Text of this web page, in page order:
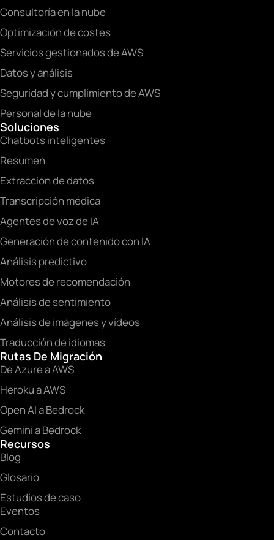
Consultoría en la nube
Optimización de costes
Servicios gestionados de AWS
Datos y análisis
Seguridad y cumplimiento de AWS
Personal de la nube
Soluciones
Chatbots inteligentes
Resumen
Extracción de datos
Transcripción médica
Agentes de voz de IA
Generación de contenido con IA
Análisis predictivo
Motores de recomendación
Análisis de sentimiento
Análisis de imágenes y vídeos
Traducción de idiomas
Rutas De Migración
De Azure a AWS
Heroku a AWS
Open AI a Bedrock
Gemini a Bedrock
Recursos
Blog
Glosario
Estudios de caso
Eventos
Contacto